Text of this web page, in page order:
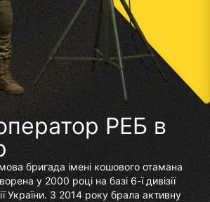
РЕБ в
бригада імені кошового отамана
у 2000 році на базі 6-ї дивізії
України. З 2014 року брала активну